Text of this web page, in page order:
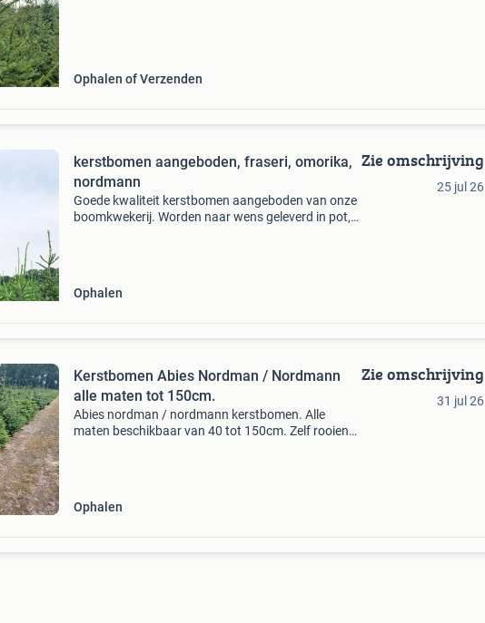
Ophalen of Verzenden
kerstbomen aangeboden, fraseri, omorika,
nordmann
Goede kwaliteit kerstbomen aangeboden van onze
boomkwekerij. Worden naar wens geleverd in pot,
Ophalen
Zie omschrijving
25 jul 26
Kerstbomen Abies Nordman / Nordmann
alle maten tot 150cm.
Abies nordman / nordmann kerstbomen. Alle
maten beschikbaar van 40 tot 150cm. Zelf rooien
Ophalen
Zie omschrijving
31 jul 26